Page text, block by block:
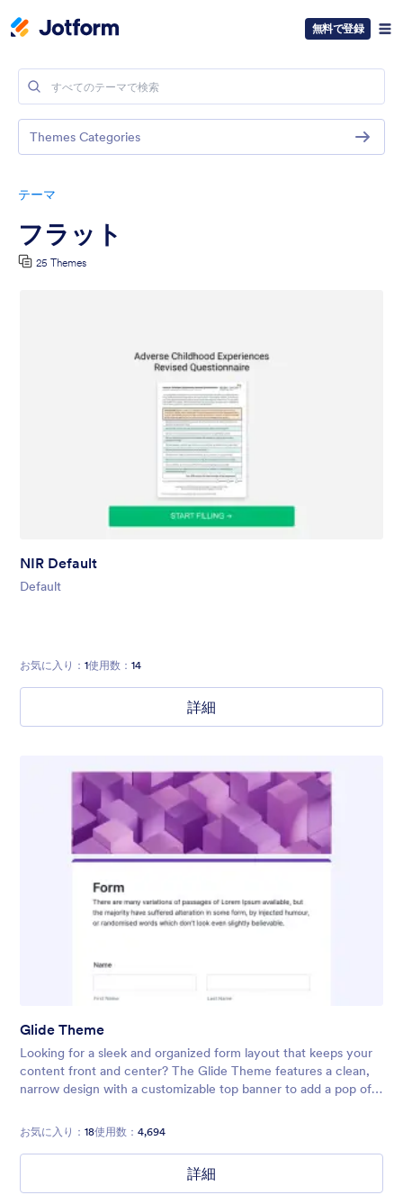
無料で登録
テーマ
フラット
25 Themes
NIR Default
Default
お気に入り： 1使用数： 14
詳細
Glide Theme
Looking for a sleek and organized form layout that keeps your
content front and center? The Glide Theme features a clean,
narrow design with a customizable top banner to add a pop of
interface
お気に入り： 18使用数： 4,694
詳細
Themes Categories